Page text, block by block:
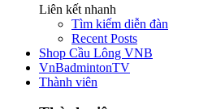
Liên kết nhanh
Tìm kiếm diễn đàn
Recent Posts
Shop Cầu Lông VNB
VnBadmintonTV
Thành viên